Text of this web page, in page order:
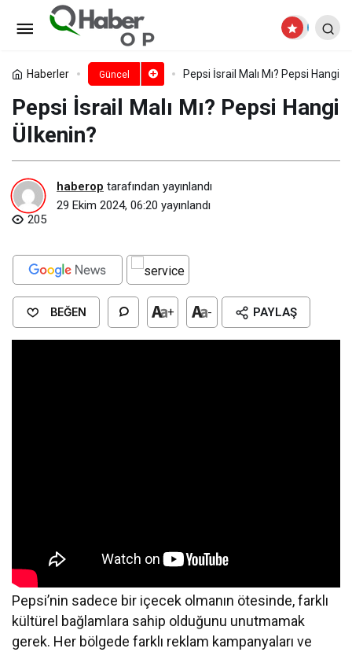
Haberler Güncel Pepsi İsrail Malı Mı? Pepsi Hangi
Pepsi İsrail Malı Mı? Pepsi Hangi
Ülkenin?
haberop tarafından yayınlandı
29 Ekim 2024, 06:20 yayınlandı
205
BEĞEN + - PAYLAŞ
Pepsi’nin sadece bir içecek olmanın ötesinde, farklı
kültürel bağlamlara sahip olduğunu unutmamak
gerek. Her bölgede farklı reklam kampanyaları ve
Pepsi İsrail Malı Mı? Pepsi Hangi
Ülkenin?Yorum Yap